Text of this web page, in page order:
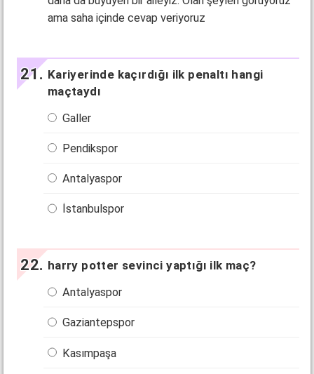
ama saha içinde cevap veriyoruz
Kariyerinde kaçırdığı ilk penaltı hangi
maçtaydı
Galler
Pendikspor
Antalyaspor
İstanbulspor
harry potter sevinci yaptığı ilk maç?
Antalyaspor
Gaziantepspor
Kasımpaşa